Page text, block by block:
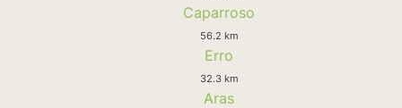
Caparroso
56.2 km
Erro
32.3 km
Aras